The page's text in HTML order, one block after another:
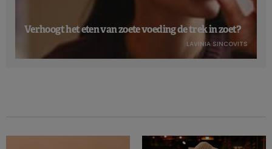
Verhoogt het eten van zoete voeding de trek in zoet?
LAVINIA SINCOVITS